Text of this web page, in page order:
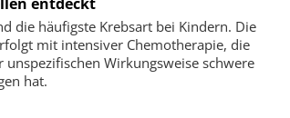
die häufigste Krebsart bei Kindern. Die
mit intensiver Chemotherapie, die
Wirkungsweise schwere
hat.